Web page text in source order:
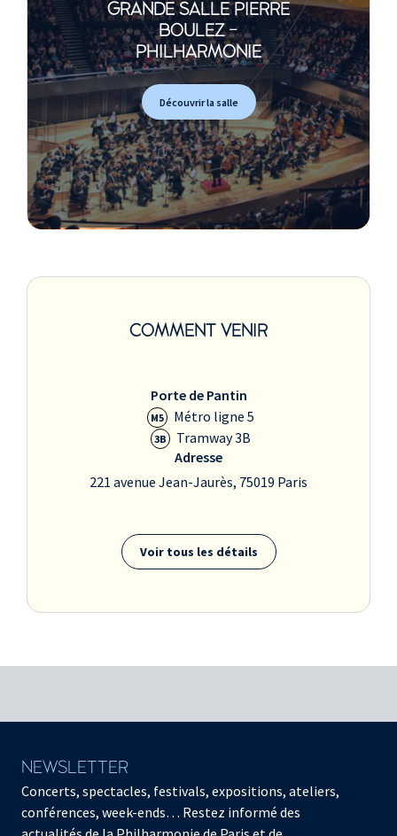
GRANDE SALLE PIERRE
BOULEZ -
PHILHARMONIE
Découvrir la salle
COMMENT VENIR
Porte de Pantin
M5 Métro ligne 5
3B
Tramway 3B
Adresse
221 avenue Jean-Jaurès, 75019 Paris
Voir tous les détails
NEWSLETTER
Concerts, spectacles, festivals, expositions, ateliers,
conférences, week-ends… Restez informé des